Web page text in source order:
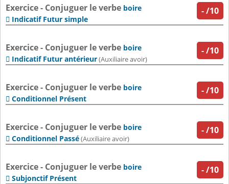
-/10
Exercice - Conjuguer le verbe boire
 Indicatif Futur simple
-/10
Exercice - Conjuguer le verbe boire
 Indicatif Futur antérieur(Auxiliaire avoir)
-/10
Exercice - Conjuguer le verbe boire
 Conditionnel Présent
-/10
Exercice - Conjuguer le verbe boire
 Conditionnel Passé(Auxiliaire avoir)
-/10
Exercice - Conjuguer le verbe boire
 Subjonctif Présent